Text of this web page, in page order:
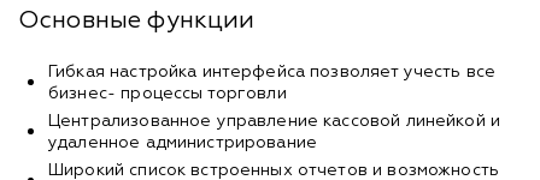
Основные функции
Гибкая настройка интерфейса позволяет учесть все
бизнес- процессы торговли
Централизованное управление кассовой линейкой и
удаленное администрирование
Широкий список встроенных отчетов и возможность